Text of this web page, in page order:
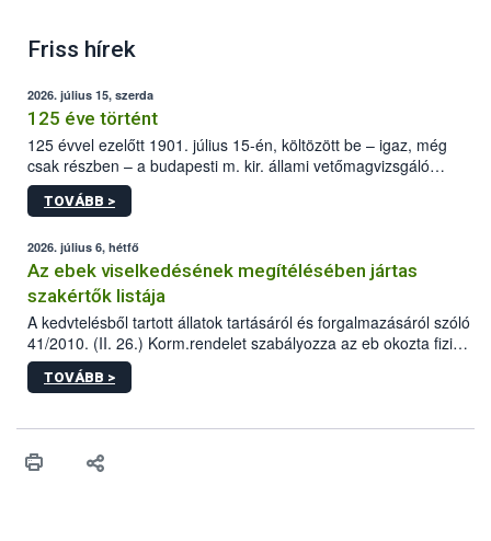
Friss hírek
2026. július 15, szerda
125 éve történt
125 évvel ezelőtt 1901. július 15-én, költözött be – igaz, még
csak részben – a budapesti m. kir. állami vetőmagvizsgáló
állomás a Kis Rókus utca 15. szám alatti, Czigler Győző által
tervezett új épületébe.
TOVÁBB >
2026. július 6, hétfő
Az ebek viselkedésének megítélésében jártas
szakértők listája
A kedvtelésből tartott állatok tartásáról és forgalmazásáról szóló
41/2010. (II. 26.) Korm.rendelet szabályozza az eb okozta fizikai
sérülés, illetve ennek veszélye keletkezésekor felmerülő
hatósági feladatokat, valamint a veszélyes eb tartását és annak
vonni az ebek viselkedésének megítélésében jártas szakértőt.
TOVÁBB >